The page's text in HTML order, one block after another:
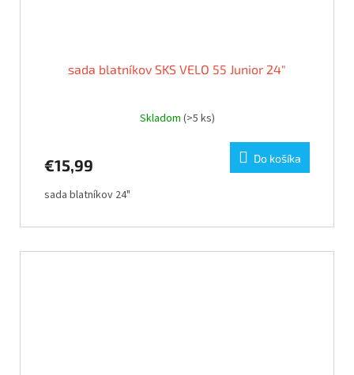
sada blatníkov SKS VELO 55 Junior 24"
Skladom (>5 ks)
€15,99 Do košíka
sada blatníkov 24"